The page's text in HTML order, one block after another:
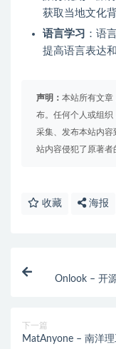
获取当地文化
语言学习 ：语
提高语言表达
声明： 本站所有文章
布。任何个人或组织
采集、发布本站内
站内容侵犯了原著者
收藏 海报
Onlook – 开
下一篇
MatAnyone – 南洋